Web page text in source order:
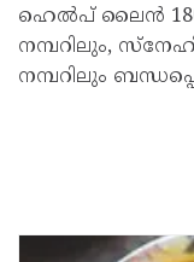
ഹെൽപ് ലൈൻ
നമ്പറിലും,
നമ്പറിലും